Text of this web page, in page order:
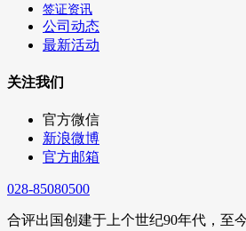
签证资讯
公司动态
最新活动
关注我们
官方微信
新浪微博
官方邮箱
028-85080500
合评出国创建于上个世纪90年代，至